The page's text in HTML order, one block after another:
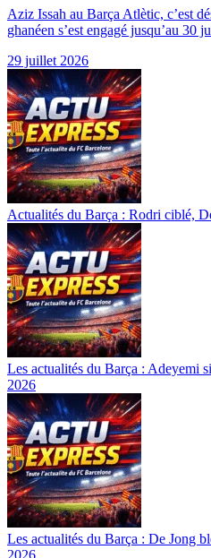
Aziz Issah au Barça Atlètic, c’est
ghanéen s’est engagé jusqu’au 30
29 juillet 2026
Actualités du Barça : Rodri ciblé,
Les actualités du Barça : Adeyemi
2026
Les actualités du Barça : De Jong
2026